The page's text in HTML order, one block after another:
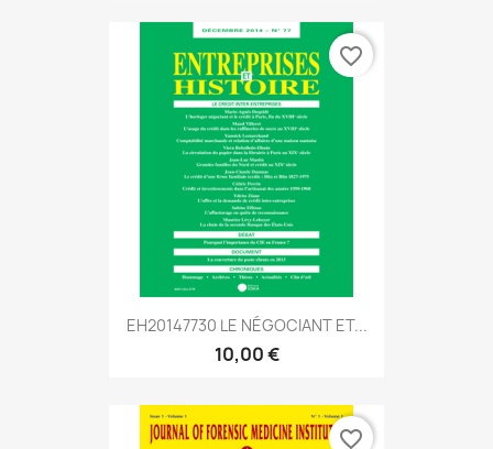
EH20147730 LE NÉGOCIANT ET...
10,00 €
favorite_border
favorite_border